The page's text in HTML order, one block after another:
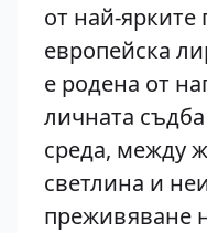
от най-ярките
европейска
е родена от
личната
среда, между
светлина и
преживяване